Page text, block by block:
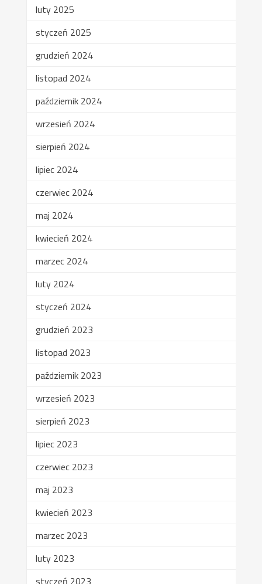
luty 2025
styczeń 2025
grudzień 2024
listopad 2024
październik 2024
wrzesień 2024
sierpień 2024
lipiec 2024
czerwiec 2024
maj 2024
kwiecień 2024
marzec 2024
luty 2024
styczeń 2024
grudzień 2023
listopad 2023
październik 2023
wrzesień 2023
sierpień 2023
lipiec 2023
czerwiec 2023
maj 2023
kwiecień 2023
marzec 2023
luty 2023
styczeń 2023